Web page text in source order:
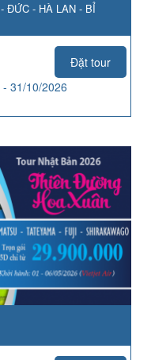
ĐỨC - HÀ LAN - BỈ
Đặt tour
- 31/10/2026